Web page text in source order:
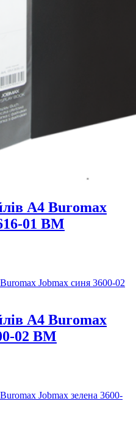
А4 Buromax
01 ВМ
А4 Buromax
02 ВМ